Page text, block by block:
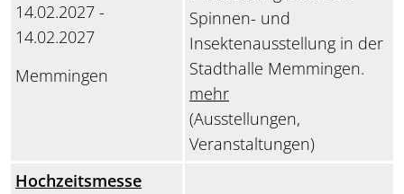
14.02.2027 -
14.02.2027
Memmingen
Spinnen- und
Insektenausstellung in der
Stadthalle Memmingen.
mehr
(Ausstellungen,
Veranstaltungen)
Hochzeitsmesse